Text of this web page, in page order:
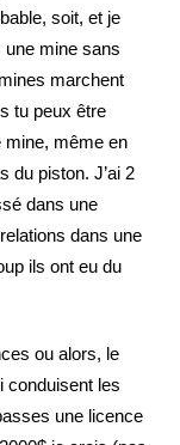
soit, et je
une mine sans
marchent
tu peux être
mine, même en
du piston. J’ai 2
dans une
dans une
ils ont eu du
ou alors, le
conduisent les
une licence